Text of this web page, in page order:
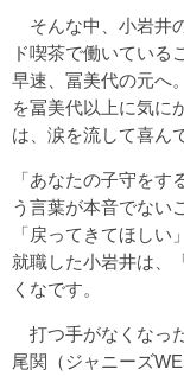
そんな中、小岩井
ド喫茶で働いている
早速、冨美代の元へ
を冨美代以上に気に
は、涙を流して喜ん
「あなたの子守を
う言葉が本音でない
「戻ってきてほし
就職した小岩井は、
くなです。
打つ手がなくなっ
尾関（ジャニーズ